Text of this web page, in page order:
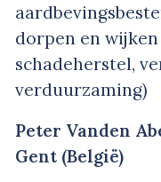
dorpen en
schadeherstel,
verduurzaming)
Peter Vanden
Gent (België)